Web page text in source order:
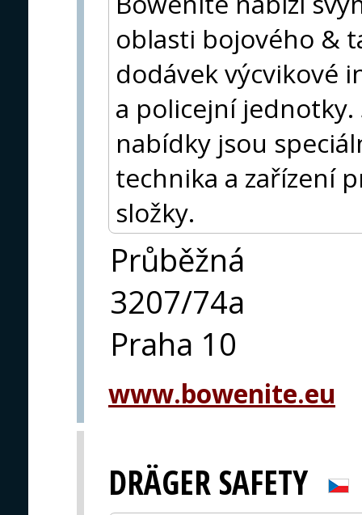
oblasti bojového &
dodávek výcvikové
a policejní
nabídky jsou
technika a zařízení
složky.
Průběžná
3207/74a
Praha 10
www.bowenite.eu
DRÄGER SAFETY